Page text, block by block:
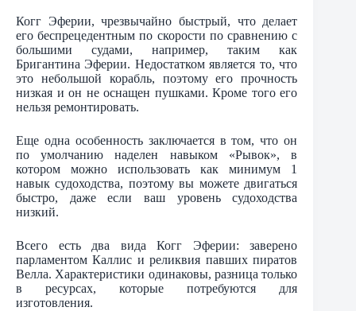
Когг Эферии, чрезвычайно быстрый, что делает
его беспрецедентным по скорости по сравнению с
большими судами, например, таким как
Бригантина Эферии. Недостатком является то, что
это небольшой корабль, поэтому его прочность
низкая и он не оснащен пушками. Кроме того его
нельзя ремонтировать.
Еще одна особенность заключается в том, что он
по умолчанию наделен навыком «Рывок», в
котором можно использовать как минимум 1
навык судоходства, поэтому вы можете двигаться
быстро, даже если ваш уровень судоходства
низкий.
Всего есть два вида Когг Эферии: заверено
парламентом Каллис и реликвия павших пиратов
Велла. Характеристики одинаковы, разница только
в ресурсах, которые потребуются для
изготовления.